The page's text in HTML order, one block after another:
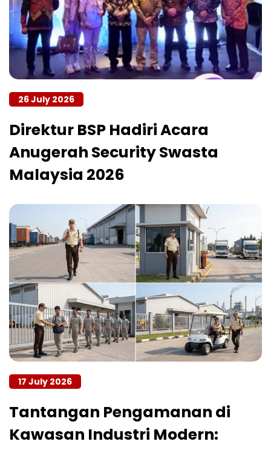
26 July 2026
Direktur BSP Hadiri Acara
Anugerah Security Swasta
Malaysia 2026
17 July 2026
Tantangan Pengamanan di
Kawasan Industri Modern: